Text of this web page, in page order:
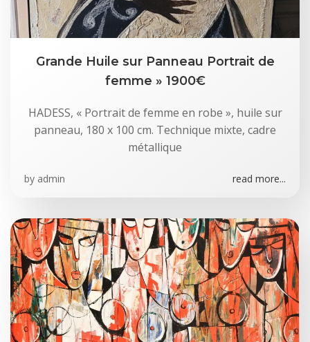
Grande Huile sur Panneau Portrait de
femme » 1900€
HADESS, « Portrait de femme en robe », huile sur
panneau, 180 x 100 cm. Technique mixte, cadre
métallique
by admin read more...